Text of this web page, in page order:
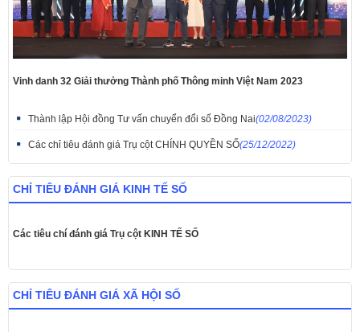
Vinh danh 32 Giải thưởng Thành phố Thông minh Việt Nam 2023
Thành lập Hội đồng Tư vấn chuyển đổi số Đồng Nai(02/08/2023)
Các chỉ tiêu đánh giá Trụ cột CHÍNH QUYỀN SỐ(25/12/2022)
CHỈ TIÊU ĐÁNH GIÁ KINH TẾ SỐ
Các tiêu chí đánh giá Trụ cột KINH TẾ SỐ
CHỈ TIÊU ĐÁNH GIÁ XÃ HỘI SỐ